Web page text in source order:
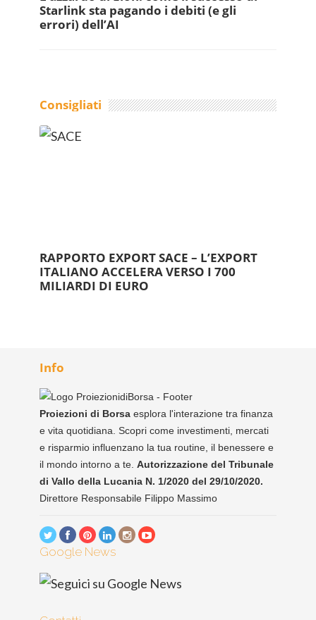
Starlink sta pagando i debiti (e gli
errori) dell’AI
Consigliati
RAPPORTO EXPORT SACE – L’EXPORT
ITALIANO ACCELERA VERSO I 700
MILIARDI DI EURO
Info
Proiezioni di Borsa esplora l'interazione tra finanza
e vita quotidiana. Scopri come investimenti, mercati
e risparmio influenzano la tua routine, il benessere e
il mondo intorno a te. Autorizzazione del Tribunale
di Vallo della Lucania N. 1/2020 del 29/10/2020.
Direttore Responsabile Filippo Massimo
Google News